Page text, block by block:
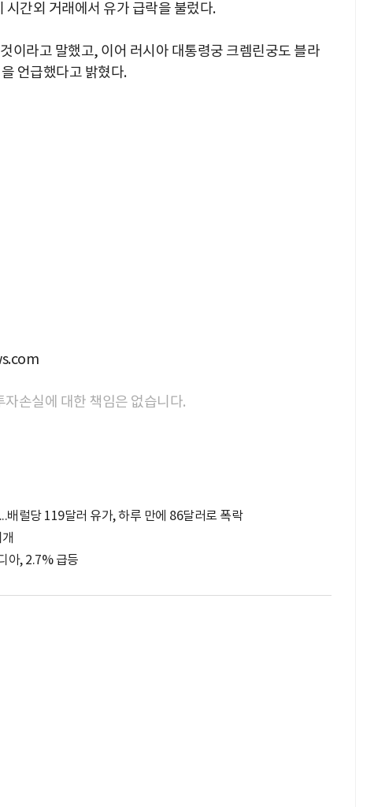
간외 거래에서 유가 급락을 불렀다.
이라고 말했고, 이어 러시아 대통령궁 크렘린궁도 블라
언급했다고 밝혔다.
손실에 대한 책임은 없습니다.
럴당 119달러 유가, 하루 만에 86달러로 폭락
아, 2.7% 급등